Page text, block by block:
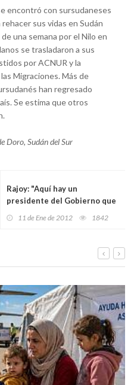
encontró con sursudaneses
sus vidas en Sudán
una semana por el Nilo en
se trasladaron a sus
por ACNUR y la
Migraciones. Más de
han regresado
Se estima que otros
Doro, Sudán del Sur
Rajoy: "Aquí hay un
presidente del Gobierno que
11 de Ene de 2012 1842